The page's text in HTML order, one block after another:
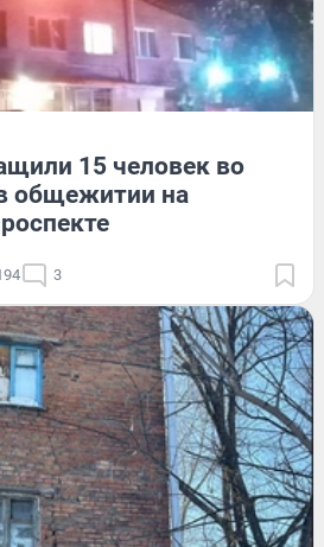
15 человек во
общежитии на
3